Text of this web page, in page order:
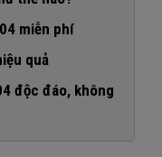
miễn phí
quả
độc đáo, không